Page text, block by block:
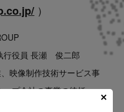
）
行役員 長瀬 俊二郎
映像制作技術サービス事
プ会社の事業の統括